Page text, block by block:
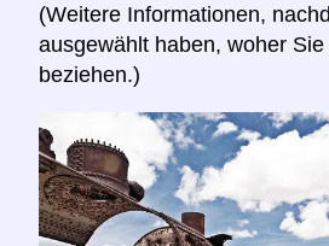
(Weitere Informationen,
ausgewählt haben, woher
beziehen.)